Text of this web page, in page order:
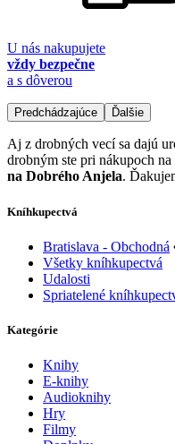
U nás nakupujete
vždy bezpečne
a s dôverou
Predchádzajúce Ďalšie
Aj z drobných vecí sa dajú
drobným ste pri nákupoch
na Dobrého Anjela.
Kníhkupectvá
Bratislava - Obchodná
Všetky kníhkupectvá
Udalosti
Spriatelené
Kategórie
Knihy
E-knihy
Audioknihy
Hry
Filmy